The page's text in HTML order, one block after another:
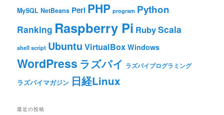
MySQL NetBeans Perl PHP program Python
Ranking Raspberry Pi RubyScala
shell script Ubuntu VirtualBox Windows
WordPress ラズパイ ラズパイプログラミング
ラズパイマガジン 日経Linux
最近の投稿